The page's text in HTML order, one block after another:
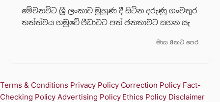
මේවනවිට ශ්‍රී ලංකාව මුහුණ දී සිටින දරුණු ගංවතුර
තත්ත්වය හමුවේ පීඩාවට පත් ජනතාවට සහන සැ
මාස 8කට පෙර
Terms & Conditions Privacy Policy Correction Policy Fact-
Checking Policy Advertising Policy Ethics Policy Disclaimer